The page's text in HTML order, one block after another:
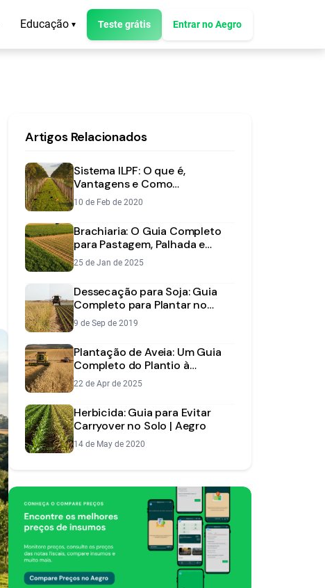
Educação ▾ Teste grátis Entrar no Aegro
Artigos Relacionados
Sistema ILPF: O que é,
Vantagens e Como
Implementar na sua Fazenda
10 de Feb de 2020
Brachiaria: O Guia Completo
para Pastagem, Palhada e
Integração Lavoura-Pecuária
25 de Jan de 2025
Dessecação para Soja: Guia
Completo para Plantar no
Limpo
9 de Sep de 2019
Plantação de Aveia: Um Guia
Completo do Plantio à
Colheita
22 de Apr de 2025
Herbicida: Guia para Evitar
Carryover no Solo | Aegro
14 de May de 2020